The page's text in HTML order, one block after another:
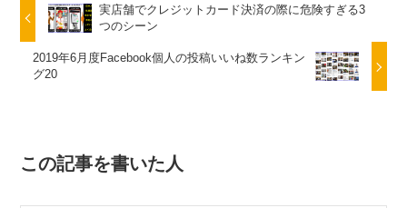
実店舗でクレジットカード決済の際に危険すぎる3
つのシーン
2019年6月度Facebook個人の投稿いいね数ランキン
グ20
この記事を書いた人